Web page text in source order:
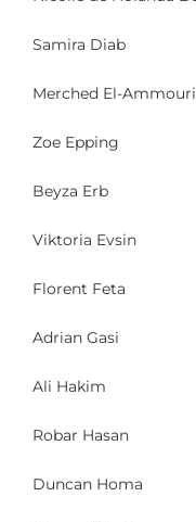
Samira Diab
Merched El-Ammouri
Zoe Epping
Beyza Erb
Viktoria Evsin
Florent Feta
Adrian Gasi
Ali Hakim
Robar Hasan
Duncan Homa